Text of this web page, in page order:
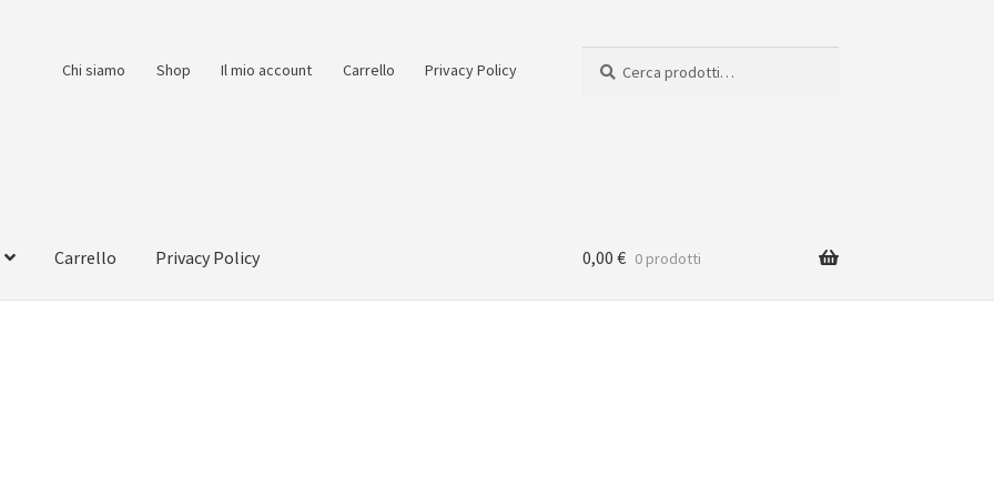
Chi siamo Shop Il mio account Carrello Privacy Policy
Carrello Privacy Policy 0,00 € 0 prodotti